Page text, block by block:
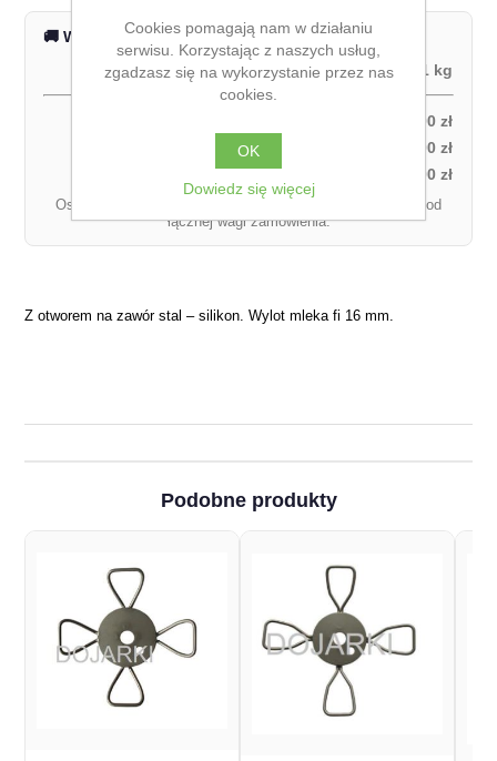
🚚 Wysyłka na terenie całej Polski
Waga produktu:
1 kg
0,00 zł
Kurier DPD – za pobraniem (1 paczka):
27,00 zł
Kurier DPD – przedpłata (1 paczka):
21,00 zł
Ostateczny koszt dostawy może się różnić w zależności od
łącznej wagi zamówienia.
Z otworem na zawór stal – silikon. Wylot mleka fi 16 mm.
Podobne produkty
Cookies pomagają nam w działaniu
serwisu. Korzystając z naszych usług,
zgadzasz się na wykorzystanie przez nas
cookies.
OK
Dowiedz się więcej